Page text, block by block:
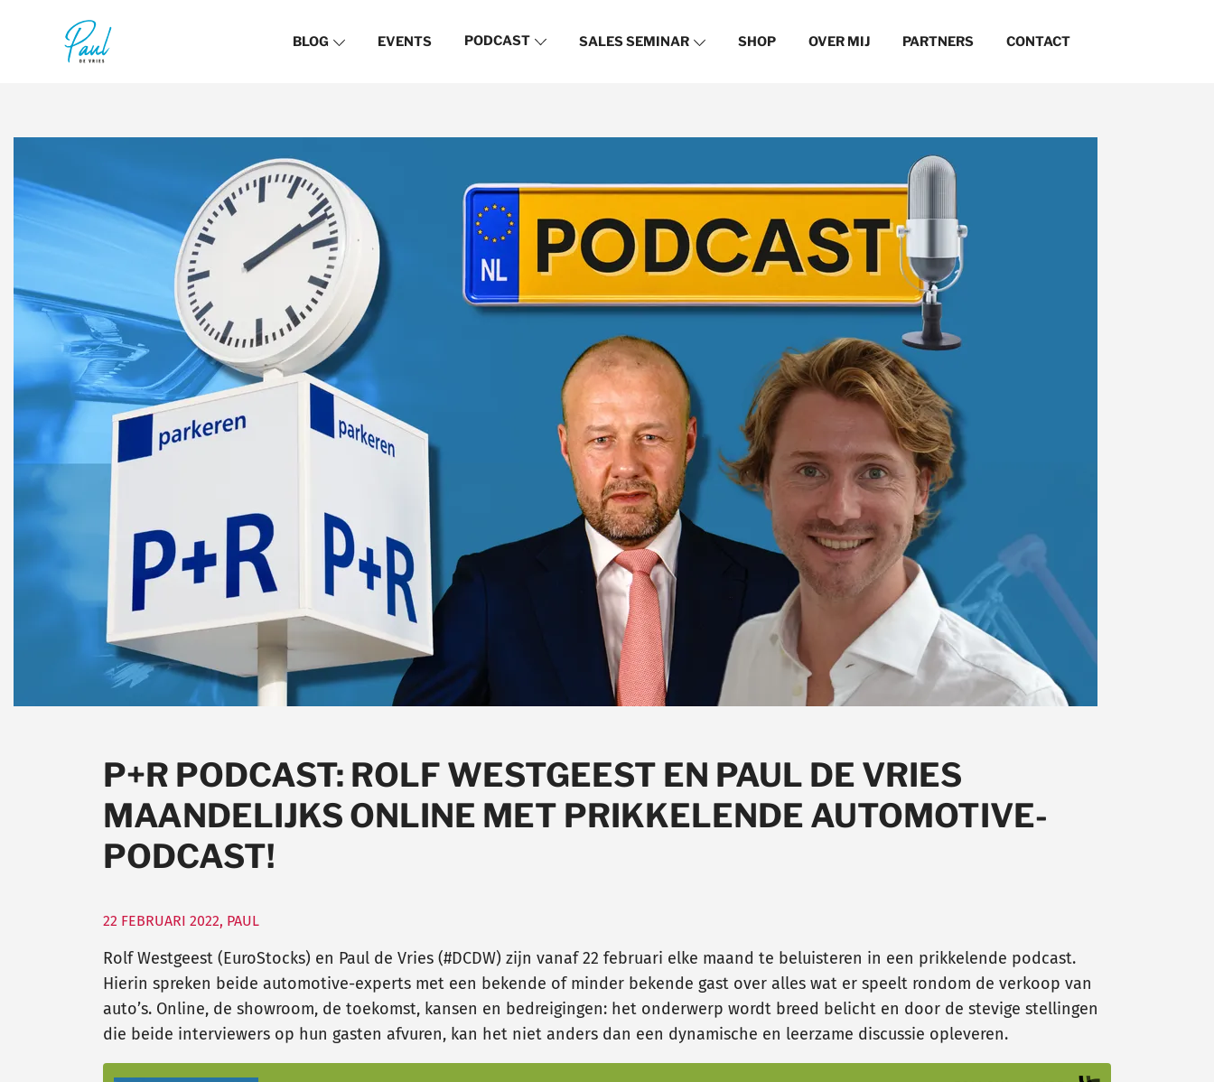
BLOG EVENTS PODCAST SALES SEMINAR SHOP OVER MIJ PARTNERS CONTACT
P+R PODCAST: ROLF WESTGEEST EN PAUL DE VRIES
MAANDELIJKS ONLINE MET PRIKKELENDE AUTOMOTIVE-
PODCAST!
22 FEBRUARI 2022, PAUL
Rolf Westgeest (EuroStocks) en Paul de Vries (#DCDW) zijn vanaf 22 februari elke maand te beluisteren in een prikkelende podcast.
Hierin spreken beide automotive-experts met een bekende of minder bekende gast over alles wat er speelt rondom de verkoop van
auto’s. Online, de showroom, de toekomst, kansen en bedreigingen: het onderwerp wordt breed belicht en door de stevige stellingen
die beide interviewers op hun gasten afvuren, kan het niet anders dan een dynamische en leerzame discussie opleveren.